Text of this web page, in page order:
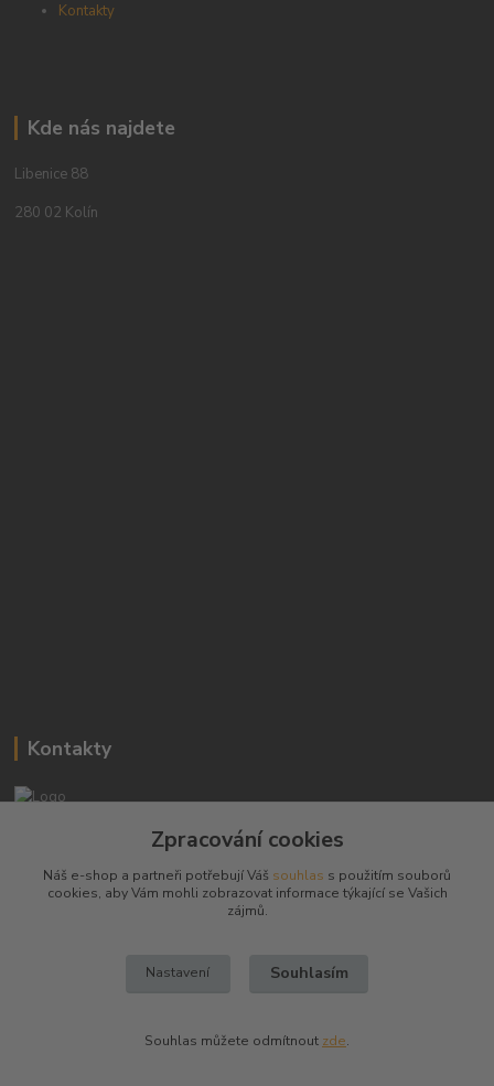
Kontakty
Kde nás najdete
Libenice 88
280 02 Kolín
Kontakty
+420 603794370
zbranenaboje@seznam.cz
Zpracování cookies
Náš e-shop a partneři potřebují Váš souhlas s použitím souborů
cookies, aby Vám mohli zobrazovat informace týkající se Vašich
zájmů.
Nastavení Souhlasím
Souhlas můžete odmítnout zde.